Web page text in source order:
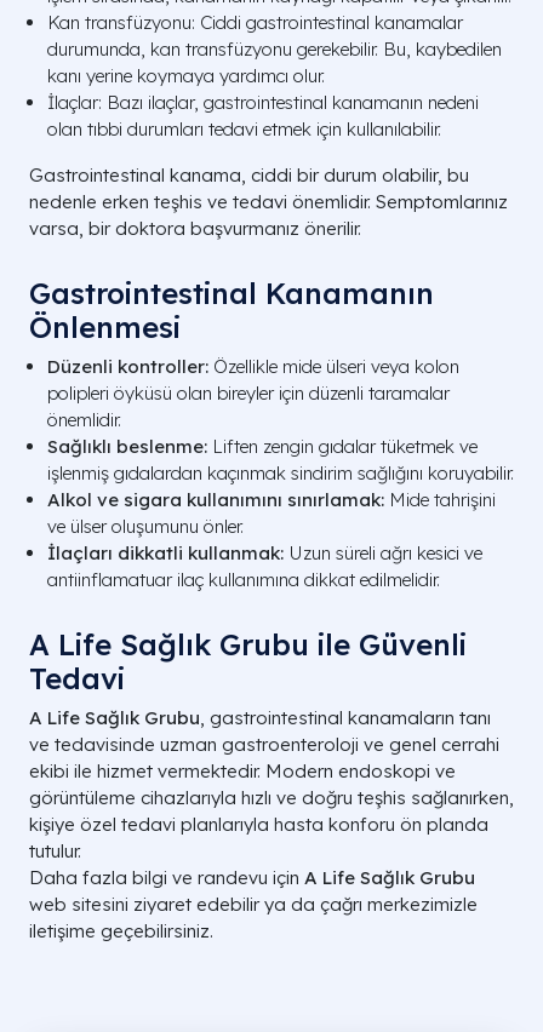
Kan transfüzyonu: Ciddi gastrointestinal kanamalar
durumunda, kan transfüzyonu gerekebilir. Bu, kaybedilen
kanı yerine koymaya yardımcı olur.
İlaçlar: Bazı ilaçlar, gastrointestinal kanamanın nedeni
olan tıbbi durumları tedavi etmek için kullanılabilir.
Gastrointestinal kanama, ciddi bir durum olabilir, bu
nedenle erken teşhis ve tedavi önemlidir. Semptomlarınız
varsa, bir doktora başvurmanız önerilir.
Gastrointestinal Kanamanın
Önlenmesi
Düzenli kontroller: Özellikle mide ülseri veya kolon
polipleri öyküsü olan bireyler için düzenli taramalar
önemlidir.
Sağlıklı beslenme: Liften zengin gıdalar tüketmek ve
işlenmiş gıdalardan kaçınmak sindirim sağlığını koruyabilir.
Alkol ve sigara kullanımını sınırlamak: Mide tahrişini
ve ülser oluşumunu önler.
İlaçları dikkatli kullanmak: Uzun süreli ağrı kesici ve
antiinflamatuar ilaç kullanımına dikkat edilmelidir.
A Life Sağlık Grubu ile Güvenli
Tedavi
A Life Sağlık Grubu, gastrointestinal kanamaların tanı
ve tedavisinde uzman gastroenteroloji ve genel cerrahi
ekibi ile hizmet vermektedir. Modern endoskopi ve
görüntüleme cihazlarıyla hızlı ve doğru teşhis sağlanırken,
kişiye özel tedavi planlarıyla hasta konforu ön planda
tutulur.
Daha fazla bilgi ve randevu için A Life Sağlık Grubu
web sitesini ziyaret edebilir ya da çağrı merkezimizle
iletişime geçebilirsiniz.